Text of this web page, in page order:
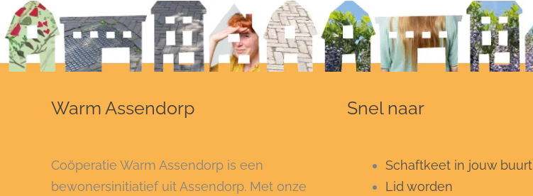
Warm Assendorp
Coöperatie Warm Assendorp is een
bewonersinitiatief uit Assendorp. Met onze
Snel naar
Schaftkeet in jouw buurt
Lid worden